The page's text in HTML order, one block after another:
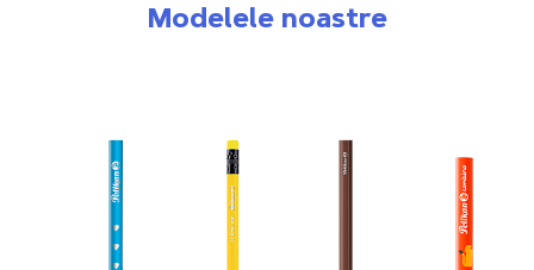
Modelele noastre